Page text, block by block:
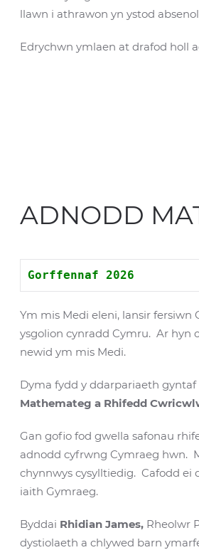
llawn i athrawon yn ystod
Edrychwn ymlaen at drafod holl
ADNODD
Gorffennaf 2026
Ym mis Medi eleni, lansir fersiwn
ysgolion cynradd Cymru. Ar hyn
newid ym mis Medi.
Dyma fydd y ddarpariaeth
Mathemateg a Rhifedd
Gan gofio fod gwella safonau
adnodd cyfrwng Cymraeg hwn.
chynnwys cysylltiedig. Cafodd ei
iaith Gymraeg.
Byddai Rhidian James, Rheolwr
dystiolaeth a chlywed barn